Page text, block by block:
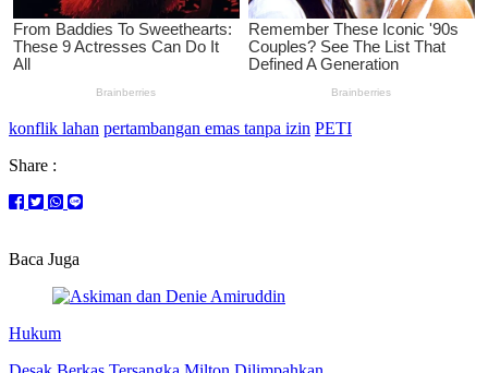
konflik lahan pertambangan emas tanpa izin PETI
Share :
Baca Juga
Hukum